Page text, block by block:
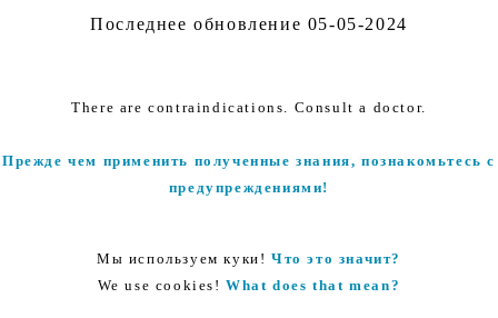
Последнее обновление 05-05-2024
There are contraindications. Consult a doctor.
Прежде чем применить полученные знания, познакомьтесь с
предупреждениями!
Мы используем куки! Что это значит?
We use cookies!What does that mean?